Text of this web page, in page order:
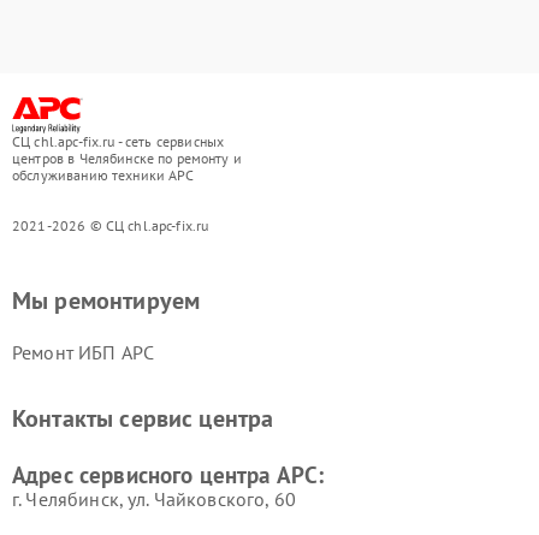
СЦ chl.apc-fix.ru - сеть сервисных
центров в Челябинске по ремонту и
обслуживанию техники APC
2021-2026 © СЦ chl.apc-fix.ru
Мы ремонтируем
Ремонт ИБП APC
Контакты сервис центра
Адрес сервисного центра APC:
г. Челябинск, ул. Чайковского, 60